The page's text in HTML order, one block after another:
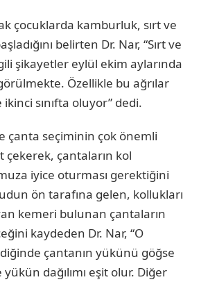
çocuklarda kamburluk, sırt ve
belirten Dr. Nar, “Sırt ve
şikayetler eylül ekim aylarında
Özellikle bu ağrılar
sınıfta oluyor” dedi.
çanta seçiminin çok önemli
çekerek, çantaların kol
iyice oturması gerektiğini
ön tarafına gelen, kollukları
kemeri bulunan çantaların
kaydeden Dr. Nar, “O
çantanın yükünü göğse
dağılımı eşit olur. Diğer